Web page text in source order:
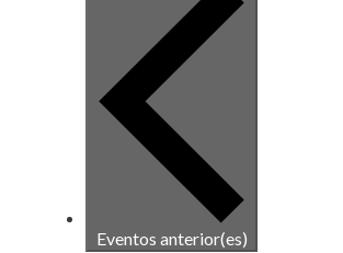
Eventos anterior(es)